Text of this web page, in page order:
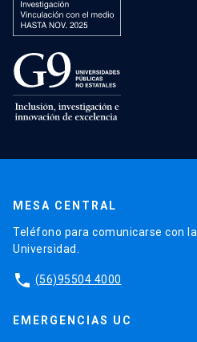
MESA CENTRAL
Teléfono para comunicarse con
Universidad.
phone (56)95504 4000
EMERGENCIAS UC